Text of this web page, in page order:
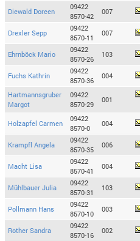
Diewald Doreen
09422
8570-42
007
Drexler Sepp
09422
8570-11
007
Ehrnböck Mario
09422
8570-26
103
Fuchs Kathrin
09422
8570-36
004
Hartmannsgruber
Margot
09422
8570-29
001
Holzapfel Carmen
09422
8570-0
004
Krampfl Angela
09422
8570-35
006
Macht Lisa
09422
8570-41
004
Mühlbauer Julia
09422
8570-31
103
Pollmann Hans
09422
8570-10
003
Rother Sandra
09422
8570-16
002